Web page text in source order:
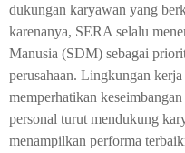
dukungan karyawan yang
karenanya, SERA selalu
Manusia (SDM) sebagai
perusahaan. Lingkungan
memperhatikan
personal turut mendukung
menampilkan performa